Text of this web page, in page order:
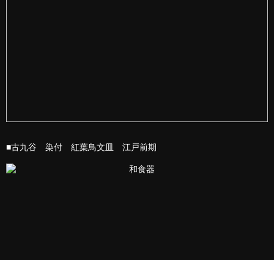
■古九谷 染付 紅葉鳥文皿 江戸前期